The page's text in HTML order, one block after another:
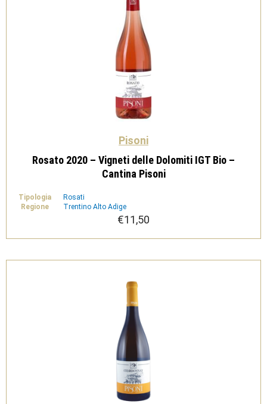
Pisoni
Rosato 2020 – Vigneti delle Dolomiti IGT Bio –
Cantina Pisoni
Tipologia
Rosati
Regione
Trentino Alto Adige
€11,50